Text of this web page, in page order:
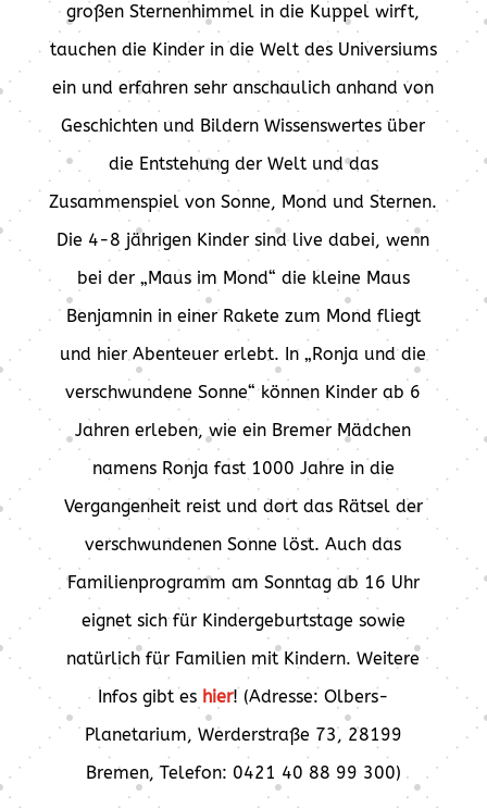
großen Sternenhimmel in die Kuppel wirft,
tauchen die Kinder in die Welt des Universiums
ein und erfahren sehr anschaulich anhand von
Geschichten und Bildern Wissenswertes über
die Entstehung der Welt und das
Zusammenspiel von Sonne, Mond und Sternen.
Die 4-8 jährigen Kinder sind live dabei, wenn
bei der „Maus im Mond“ die kleine Maus
Benjamnin in einer Rakete zum Mond fliegt
und hier Abenteuer erlebt. In „Ronja und die
verschwundene Sonne“ können Kinder ab 6
Jahren erleben, wie ein Bremer Mädchen
namens Ronja fast 1000 Jahre in die
Vergangenheit reist und dort das Rätsel der
verschwundenen Sonne löst. Auch das
Familienprogramm am Sonntag ab 16 Uhr
eignet sich für Kindergeburtstage sowie
natürlich für Familien mit Kindern. Weitere
Infos gibt es hier! (Adresse: Olbers-
Planetarium, Werderstraße 73, 28199
Bremen, Telefon: 0421 40 88 99 300)